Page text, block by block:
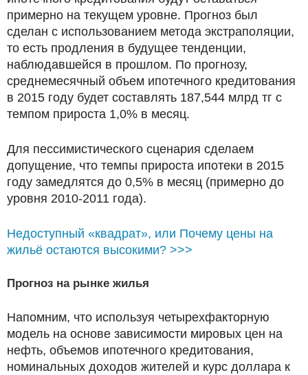
примерно на текущем уровне. Прогноз был
сделан с использованием метода экстраполяции,
то есть продления в будущее тенденции,
наблюдавшейся в прошлом. По прогнозу,
среднемесячный объем ипотечного кредитования
в 2015 году будет составлять 187,544 млрд тг с
темпом прироста 1,0% в месяц.
Для пессимистического сценария сделаем
допущение, что темпы прироста ипотеки в 2015
году замедлятся до 0,5% в месяц (примерно до
уровня 2010-2011 года).
Недоступный «квадрат», или Почему цены на
жильё остаются высокими? >>>
Прогноз на рынке жилья
Напомним, что используя четырехфакторную
модель на основе зависимости мировых цен на
нефть, объемов ипотечного кредитования,
номинальных доходов жителей и курс доллара к